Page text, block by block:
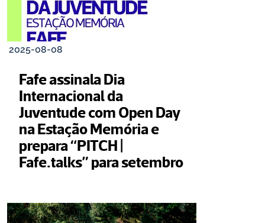
2025-08-08
Fafe assinala Dia
Internacional da
Juventude com Open Day
na Estação Memória e
prepara “PITCH |
Fafe.talks” para setembro